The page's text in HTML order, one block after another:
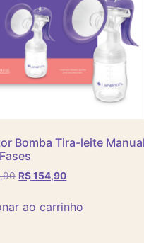
Bomba Tira-leite Manual
R$154,90
ao carrinho